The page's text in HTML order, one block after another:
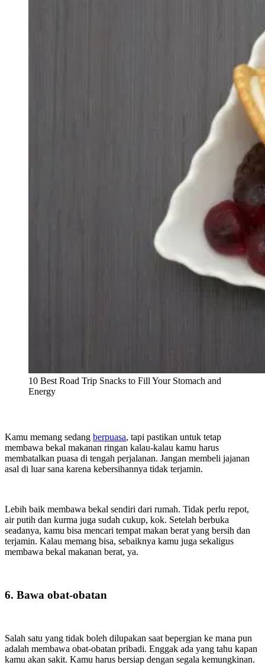
10 Best Road Trip Snacks to Fill Your Stomach and
Energy
Kamu memang sedang berpuasa, tapi pastikan untuk tetap
membawa bekal makanan ringan kalau-kalau kamu harus
membatalkan puasa di tengah perjalanan. Jangan membeli jajanan
asal di luar sana karena kebersihannya tidak terjamin.
Lebih baik membawa bekal sendiri dari rumah. Tidak perlu repot,
air putih dan kurma juga sudah cukup, kok. Setelah berbuka
seadanya, kamu bisa mencari tempat makan berat yang bersih dan
terjamin. Kalau memang bisa, sebaiknya kamu juga sekaligus
membawa bekal makanan berat, ya.
6. Bawa obat-obatan
Salah satu yang tidak boleh dilupakan saat bepergian ke mana pun
adalah membawa obat-obatan pribadi. Enggak ada yang tahu kapan
kamu akan sakit. Kamu harus bersiap dengan segala kemungkinan.